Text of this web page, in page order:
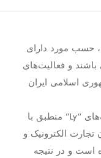
حسب مورد دارای
و فعالیت‌های
اسلامی ایران
توجه داشته باشید کلیه اصول و رویه‏‌های “Ly” منطبق با
تجارت الکترونیک و
است و در نتیجه